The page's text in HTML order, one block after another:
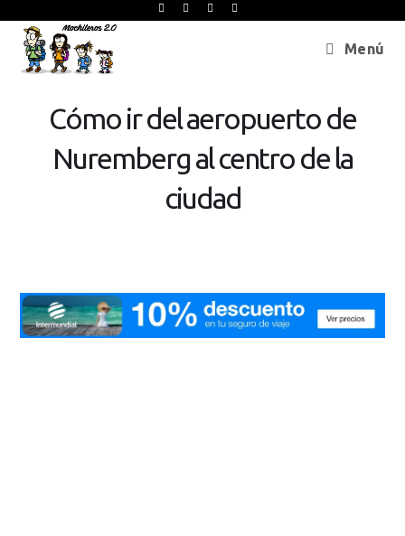
Menú
Cómo ir del aeropuerto de
Nuremberg al centro de la
ciudad